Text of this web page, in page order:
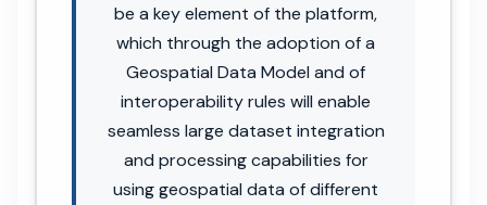
be a key element of the platform,
which through the adoption of a
Geospatial Data Model and of
interoperability rules will enable
seamless large dataset integration
and processing capabilities for
using geospatial data of different